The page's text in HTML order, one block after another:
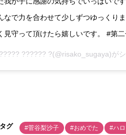
なで力を合わせて少しずつゆっくり
見守って頂けたら嬉しいです。 #第
?????? ?(@risako_sugaya)が
タグ #菅谷梨沙子 #おめでた #ハ